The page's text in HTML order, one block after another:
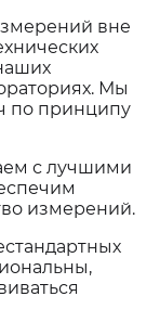
вне
Мы
по принципу
с лучшими
измерений.